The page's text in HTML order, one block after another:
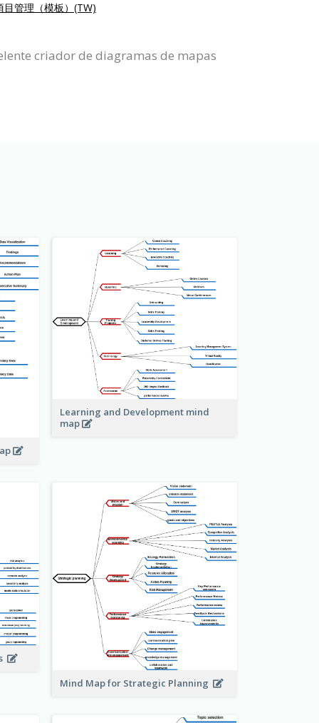
目管理（模板）(TW)
criador de diagramas de mapas
Learning and Development mind
map
Mind Map for Strategic Planning